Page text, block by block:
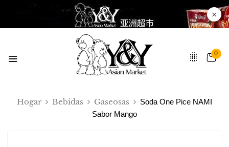
0
Hogar Bebidas Gaseosas
Soda One Pice NAMI
Sabor Mango